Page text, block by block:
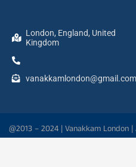
London, England, United
Kingdom
vanakkamlondon@gmail.com
@2013 – 2024 | Vanakkam London